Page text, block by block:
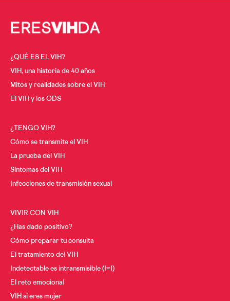
¿QUÉ ES EL VIH?
VIH, una historia de 40 años
Mitos y realidades sobre el VIH
El VIH y los ODS
¿TENGO VIH?
Cómo se transmite el VIH
La prueba del VIH
Síntomas del VIH
Infecciones de transmisión sexual
VIVIR CON VIH
¿Has dado positivo?
Cómo preparar tu consulta
El tratamiento del VIH
Indetectable es intransmisible (I=I)
El reto emocional
VIH si eres mujer